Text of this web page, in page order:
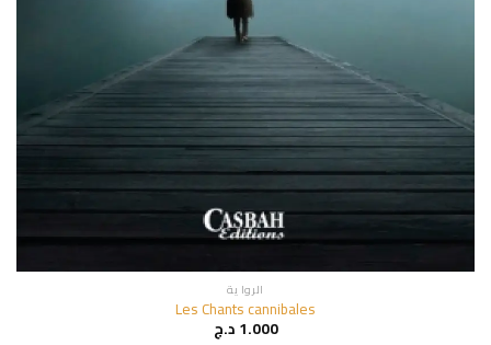
الروا ية
Les Chants cannibales
1.000د.ج